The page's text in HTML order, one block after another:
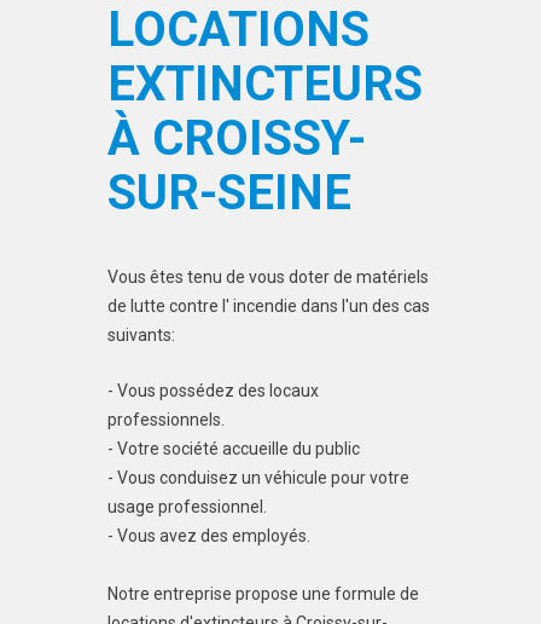
LOCATIONS
EXTINCTEURS
À CROISSY-
SUR-SEINE
Vous êtes tenu de vous doter de matériels
de lutte contre l' incendie dans l'un des cas
suivants:
- Vous possédez des locaux
professionnels.
- Votre société accueille du public
- Vous conduisez un véhicule pour votre
usage professionnel.
- Vous avez des employés.
Notre entreprise propose une formule de